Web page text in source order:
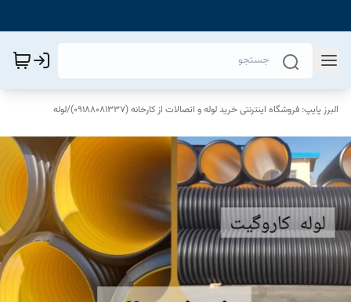
البرز پایپ: فروشگاه اینترنتی خرید لوله و اتصالات از کارخانه (09188081337) /لوله